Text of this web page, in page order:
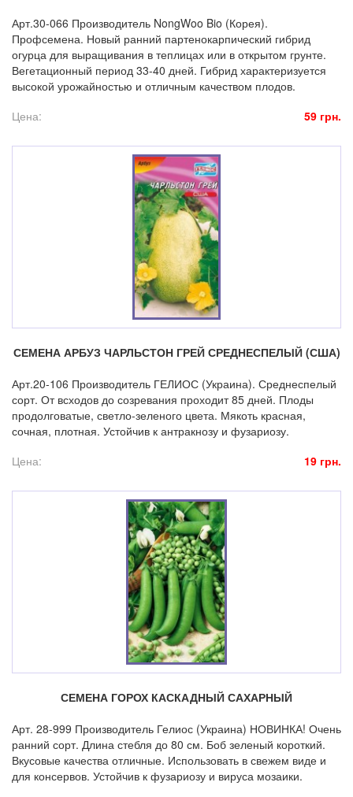
Арт.30-066 Производитель NongWoo Bio (Корея).
Профсемена. Новый ранний партенокарпический гибрид
огурца для выращивания в теплицах или в открытом грунте.
Вегетационный период 33-40 дней. Гибрид характеризуется
высокой урожайностью и отличным качеством плодов.
Цена:
59 грн.
СЕМЕНА АРБУЗ ЧАРЛЬСТОН ГРЕЙ СРЕДНЕСПЕЛЫЙ (США)
Арт.20-106 Производитель ГЕЛИОС (Украина). Среднеспелый
сорт. От всходов до созревания проходит 85 дней. Плоды
продолговатые, светло-зеленого цвета. Мякоть красная,
сочная, плотная. Устойчив к антракнозу и фузариозу.
Цена:
19 грн.
СЕМЕНА ГОРОХ КАСКАДНЫЙ САХАРНЫЙ
Арт. 28-999 Производитель Гелиос (Украина) НОВИНКА! Очень
ранний сорт. Длина стебля до 80 см. Боб зеленый короткий.
Вкусовые качества отличные. Использовать в свежем виде и
для консервов. Устойчив к фузариозу и вируса мозаики.